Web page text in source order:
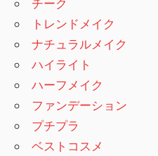
チーク
トレンドメイク
ナチュラルメイク
ハイライト
ハーフメイク
ファンデーション
プチプラ
ベストコスメ